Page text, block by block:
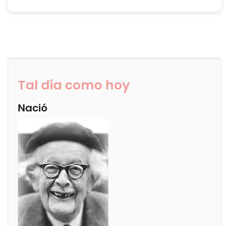
Tal día como hoy
Nació